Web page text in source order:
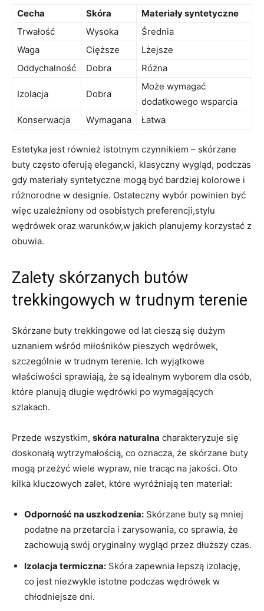
Cecha Skóra
Materiały syntetyczne
Trwałość
Wysoka
Średnia
Waga
Cięższe
Lżejsze
Oddychalność
Dobra Różna
Izolacja Dobra
Może wymagać
dodatkowego wsparcia
Konserwacja
Wymagana Łatwa
Estetyka jest również istotnym czynnikiem – skórzane
buty często oferują elegancki, klasyczny wygląd, podczas
gdy materiały syntetyczne mogą być bardziej kolorowe i
różnorodne w designie. Ostateczny wybór powinien być
więc uzależniony od osobistych preferencji,stylu
wędrówek oraz warunków,w jakich planujemy korzystać z
obuwia.
Zalety skórzanych butów
trekkingowych w trudnym terenie
Skórzane buty trekkingowe od lat cieszą się dużym
uznaniem wśród miłośników pieszych wędrówek,
szczególnie w trudnym terenie. Ich wyjątkowe
właściwości sprawiają, że są idealnym wyborem dla osób,
które planują długie wędrówki po wymagających
szlakach.
Przede wszystkim, skóra naturalna charakteryzuje się
doskonałą wytrzymałością, co oznacza, że skórzane buty
mogą przeżyć wiele wypraw, nie tracąc na jakości. Oto
kilka kluczowych zalet, które wyróżniają ten materiał:
Odporność na uszkodzenia: Skórzane buty są mniej
podatne na przetarcia i zarysowania, co sprawia, że
zachowują swój oryginalny wygląd przez dłuższy czas.
Izolacja termiczna: Skóra zapewnia lepszą izolację,
co jest niezwykle istotne podczas wędrówek w
chłodniejsze dni.